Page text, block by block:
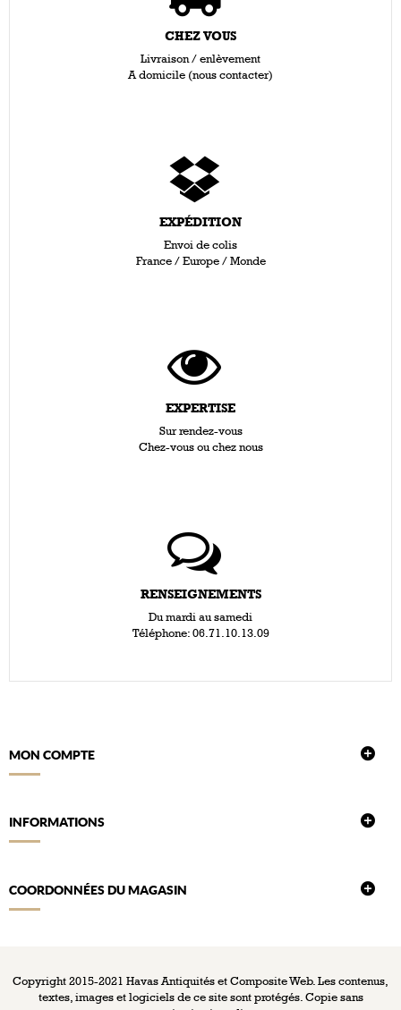
CHEZ VOUS
Livraison / enlèvement
A domicile (nous contacter)
EXPÉDITION
Envoi de colis
France / Europe / Monde
EXPERTISE
Sur rendez-vous
Chez-vous ou chez nous
RENSEIGNEMENTS
Du mardi au samedi
Téléphone: 06.71.10.13.09
MON COMPTE
INFORMATIONS
COORDONNÉES DU MAGASIN
Copyright 2015-2021 Havas Antiquités et Composite Web. Les contenus,
textes, images et logiciels de ce site sont protégés. Copie sans